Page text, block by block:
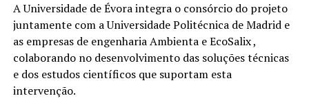
A Universidade de Évora integra o consórcio do projeto
juntamente com a Universidade Politécnica de Madrid e
as empresas de engenharia Ambienta e EcoSalix ,
colaborando no desenvolvimento das soluções técnicas
e dos estudos científicos que suportam esta
intervenção.